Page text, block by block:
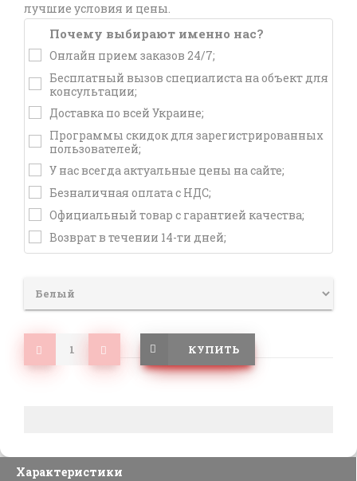
лучшие условия и цены.
Почему выбирают именно нас?
Онлайн прием заказов 24/7;
Бесплатный вызов специалиста на объект для
консультации;
Доставка по всей Украине;
Программы скидок для зарегистрированных
пользователей;
У нас всегда актуальные цены на сайте;
Безналичная оплата с НДС;
Официальный товар с гарантией качества;
Возврат в течении 14-ти дней;
КУПИТЬ
Характеристики